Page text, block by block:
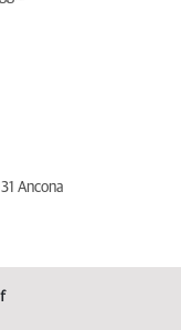
Ancona